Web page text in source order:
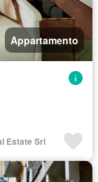
Appartamento
Estate Srl